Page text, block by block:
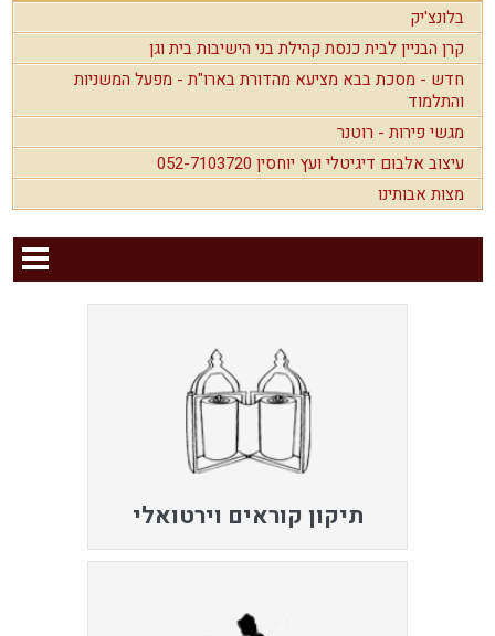
בלונצ'יק
קרן הבניין לבית כנסת קהילת בני הישיבות בית וגן
חדש - מסכת בבא מציעא מהדורת בארו"ת - מפעל המשניות
והתלמוד
מגשי פירות - רוטנר
עיצוב אלבום דיגיטלי ועץ יוחסין 052-7103720
מצות אבותינו
תיקון קוראים וירטואלי